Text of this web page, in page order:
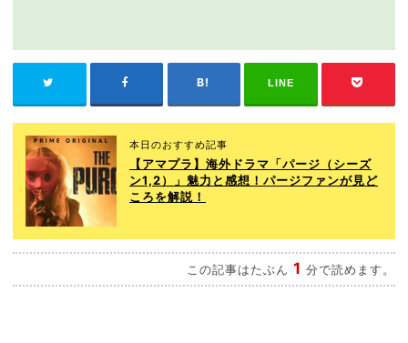
LINE
本日のおすすめ記事
【アマプラ】海外ドラマ「パージ（シーズ
ン1,2）」魅力と感想！パージファンが見ど
ころを解説！
この記事はたぶん 1 分で読めます。